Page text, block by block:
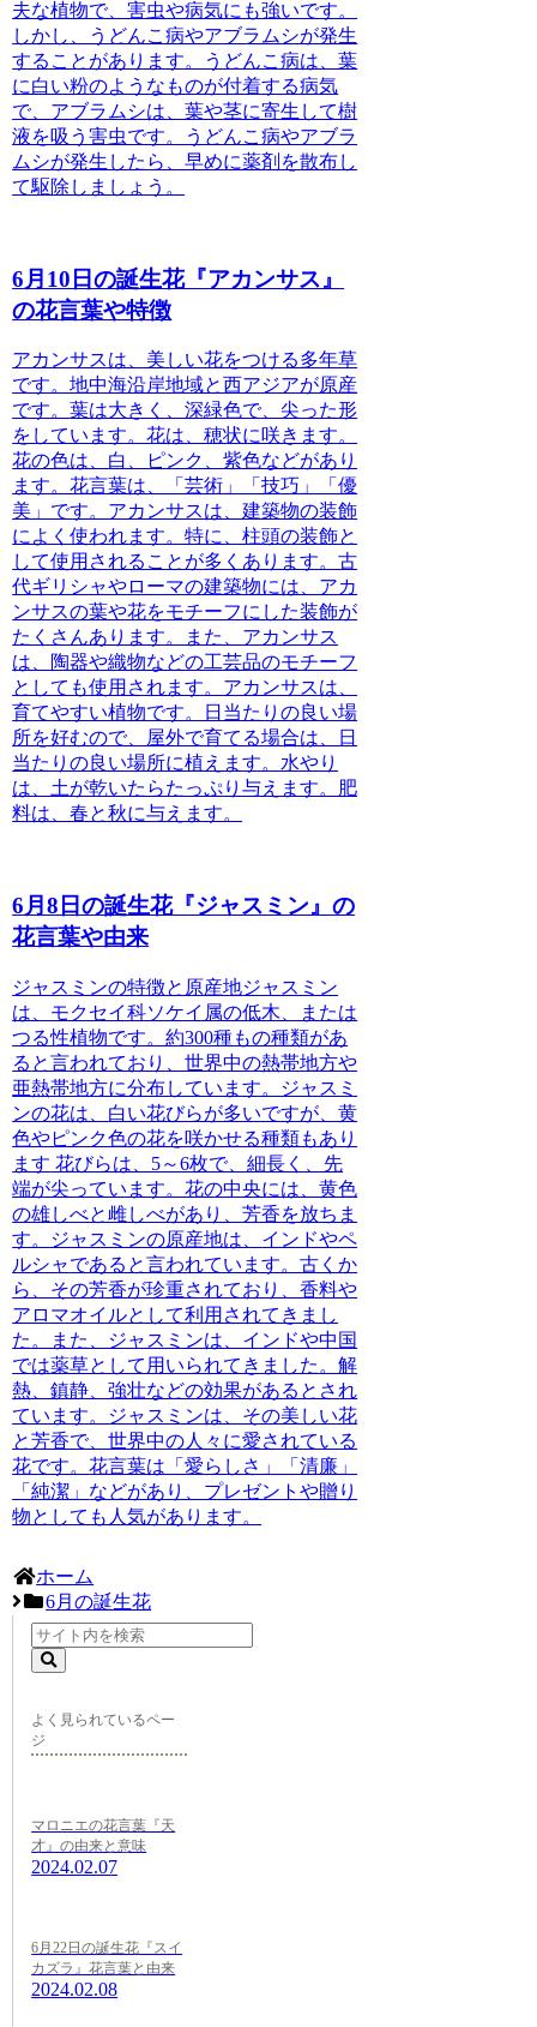
夫な植物で、害虫や病気にも強いです。
しかし、うどんこ病やアブラムシが発生
することがあります。うどんこ病は、葉
に白い粉のようなものが付着する病気
で、アブラムシは、葉や茎に寄生して樹
液を吸う害虫です。うどんこ病やアブラ
ムシが発生したら、早めに薬剤を散布し
て駆除しましょう。
6月10日の誕生花『アカンサス』
の花言葉や特徴
アカンサスは、美しい花をつける多年草
です。地中海沿岸地域と西アジアが原産
です。葉は大きく、深緑色で、尖った形
をしています。花は、穂状に咲きます。
花の色は、白、ピンク、紫色などがあり
ます。花言葉は、「芸術」「技巧」「優
美」です。アカンサスは、建築物の装飾
によく使われます。特に、柱頭の装飾と
して使用されることが多くあります。古
代ギリシャやローマの建築物には、アカ
ンサスの葉や花をモチーフにした装飾が
たくさんあります。また、アカンサス
は、陶器や織物などの工芸品のモチーフ
としても使用されます。アカンサスは、
育てやすい植物です。日当たりの良い場
所を好むので、屋外で育てる場合は、日
当たりの良い場所に植えます。水やり
は、土が乾いたらたっぷり与えます。肥
料は、春と秋に与えます。
6月8日の誕生花『ジャスミン』の
花言葉や由来
ジャスミンの特徴と原産地ジャスミン
は、モクセイ科ソケイ属の低木、または
つる性植物です。約300種もの種類があ
る と言われており、世界中の熱帯地方や
亜熱帯地方に分布しています。ジャスミ
ンの花は、 白い花びらが多いですが、黄
色やピンク色の花を咲かせる種類もあり
ます 花びらは、5～6枚で、細長く、先
端が尖っています。花の中央には、黄色
の雄しべと雌しべがあり、芳香を放ちま
す。ジャスミンの原産地は、 インドやペ
ルシャであると言われています。古くか
ら、その芳香が珍重されており、香料や
アロマオイルとして利用されてきまし
た。また、ジャスミンは、インドや中国
では薬草として用いられてきました 。解
熱、鎮静、強壮などの効果があるとされ
ています。ジャスミンは、その美しい花
と芳香で、世界中の人々に愛されている
花です。花言葉は「愛らしさ」「清廉」
「純潔」 などがあり、プレゼントや贈り
物としても人気があります。
ホーム
6月の誕生花
よく見られているペー
ジ
マロニエの花言葉『天
才』の由来と意味
2024.02.07
6月22日の誕生花『スイ
カズラ』花言葉と由来
2024.02.08